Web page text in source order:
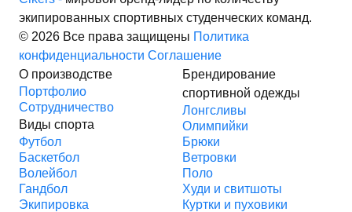
экипированных спортивных студенческих команд.
© 2026 Все права защищены Политика
конфиденциальности Соглашение
О производстве
Портфолио
Сотрудничество
Виды спорта
Футбол
Баскетбол
Волейбол
Гандбол
Экипировка
Брендирование
спортивной одежды
Лонгсливы
Олимпийки
Брюки
Ветровки
Поло
Худи и свитшоты
Куртки и пуховики